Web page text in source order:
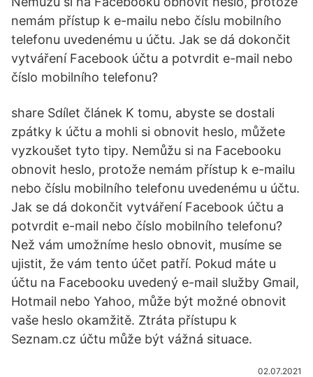
nemám přístup k e-mailu nebo číslu mobilního
telefonu uvedenému u účtu. Jak se dá dokončit
vytváření Facebook účtu a potvrdit e-mail nebo
číslo mobilního telefonu?
share Sdílet článek K tomu, abyste se dostali
zpátky k účtu a mohli si obnovit heslo, můžete
vyzkoušet tyto tipy. Nemůžu si na Facebooku
obnovit heslo, protože nemám přístup k e-mailu
nebo číslu mobilního telefonu uvedenému u účtu.
Jak se dá dokončit vytváření Facebook účtu a
potvrdit e-mail nebo číslo mobilního telefonu?
Než vám umožníme heslo obnovit, musíme se
ujistit, že vám tento účet patří. Pokud máte u
účtu na Facebooku uvedený e-mail služby Gmail,
Hotmail nebo Yahoo, může být možné obnovit
vaše heslo okamžitě. Ztráta přístupu k
Seznam.cz účtu může být vážná situace.
02.07.2021